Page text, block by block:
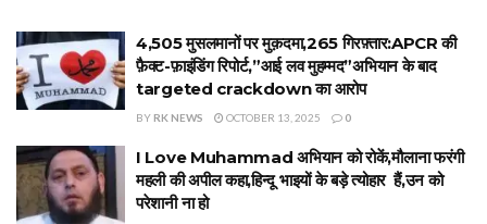
4,505 मुसलमानों पर मुक़दमा,265 गिरफ़्तार:APCR की
फ़ैक्ट-फ़ाइंडिंग रिपोर्ट,”आई लव मुहम्मद”अभियान के बाद
targeted crackdown का आरोप
BY RK NEWS OCTOBER 13, 2025 0
I Love Muhammad अभियान को रोकें,मौलाना फरंगी
महली की अपील कहा,हिन्दू भाइयों के बड़े त्योहार हैं,उन को
परेशानी ना हो